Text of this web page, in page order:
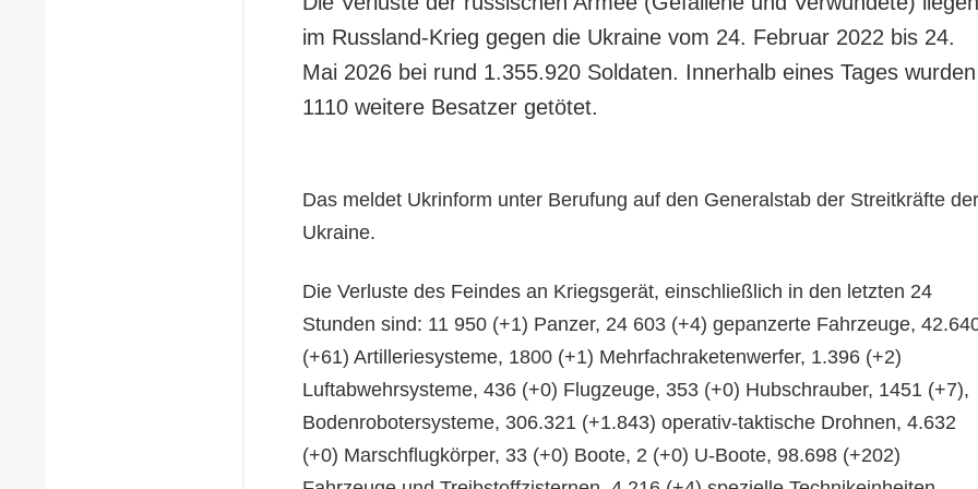
im Russland-Krieg gegen die Ukraine vom 24. Februar 2022 bis 24.
Mai 2026 bei rund 1.355.920 Soldaten. Innerhalb eines Tages wurden
1110 weitere Besatzer getötet.
Das meldet Ukrinform unter Berufung auf den Generalstab der Streitkräfte der
Ukraine.
Die Verluste des Feindes an Kriegsgerät, einschließlich in den letzten 24
Stunden sind: 11 950 (+1) Panzer, 24 603 (+4) gepanzerte Fahrzeuge,
(+61) Artilleriesysteme, 1800 (+1) Mehrfachraketenwerfer, 1.396 (+2)
Luftabwehrsysteme, 436 (+0) Flugzeuge, 353 (+0) Hubschrauber, 1451 (+7),
Bodenrobotersysteme, 306.321 (+1.843) operativ-taktische Drohnen, 4.632
(+0) Marschflugkörper, 33 (+0) Boote, 2 (+0) U-Boote, 98.698 (+202)